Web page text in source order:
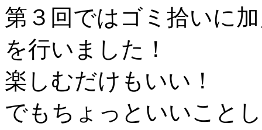
第３回ではゴミ拾いに
を行いました！
楽しむだけもいい！
でもちょっといいこと